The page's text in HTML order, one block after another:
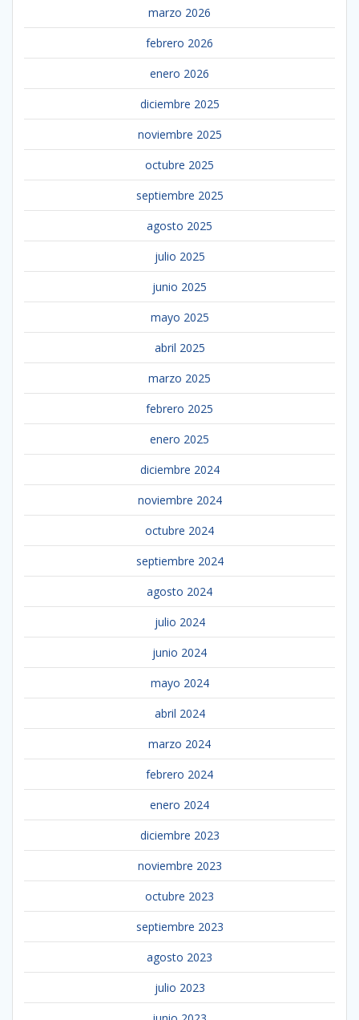
marzo 2026
febrero 2026
enero 2026
diciembre 2025
noviembre 2025
octubre 2025
septiembre 2025
agosto 2025
julio 2025
junio 2025
mayo 2025
abril 2025
marzo 2025
febrero 2025
enero 2025
diciembre 2024
noviembre 2024
octubre 2024
septiembre 2024
agosto 2024
julio 2024
junio 2024
mayo 2024
abril 2024
marzo 2024
febrero 2024
enero 2024
diciembre 2023
noviembre 2023
octubre 2023
septiembre 2023
agosto 2023
julio 2023